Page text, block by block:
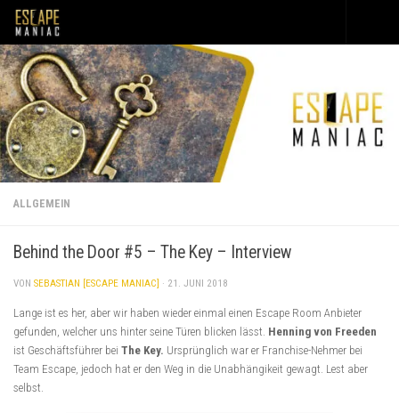
Unter dem Inhalt
ALLGEMEIN
Behind the Door #5 – The Key – Interview
VON SEBASTIAN [ESCAPE MANIAC] · 21. JUNI 2018
Lange ist es her, aber wir haben wieder einmal einen Escape Room Anbieter
gefunden, welcher uns hinter seine Türen blicken lässt. Henning von Freeden
ist Geschäftsführer bei The Key. Ursprünglich war er Franchise-Nehmer bei
Team Escape, jedoch hat er den Weg in die Unabhängikeit gewagt. Lest aber
selbst.